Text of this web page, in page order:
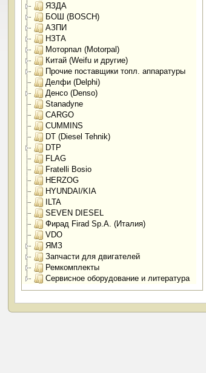
ЯЗДА
БОШ (BOSCH)
АЗПИ
НЗТА
Моторпал (Motorpal)
Китай (Weifu и другие)
Прочие поставщики топл. аппаратуры
Делфи (Delphi)
Денсо (Denso)
Stanadyne
CARGO
CUMMINS
DT (Diesel Tehnik)
DTP
FLAG
Fratelli Bosio
HERZOG
HYUNDAI/KIA
ILTA
SEVEN DIESEL
Фирад Firad Sp.A. (Италия)
VDO
ЯМЗ
Запчасти для двигателей
Ремкомплекты
Сервисное оборудование и литература